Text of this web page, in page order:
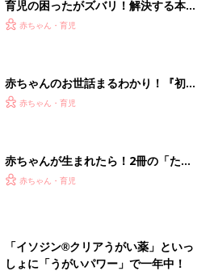
育児の困ったがズバリ！解決する本
『ひよこクラブ 夏号』 4カ月～2才
赤ちゃん・育児
赤ちゃんのお世話まるわかり！『初め
てのひよこクラブ 夏号』〈巻頭大特
赤ちゃん・育児
赤ちゃんが生まれたら！2冊の「たま
ひよ」
赤ちゃん・育児
「イソジン®クリアうがい薬」といっ
しょに「うがいパワー」で一年中！